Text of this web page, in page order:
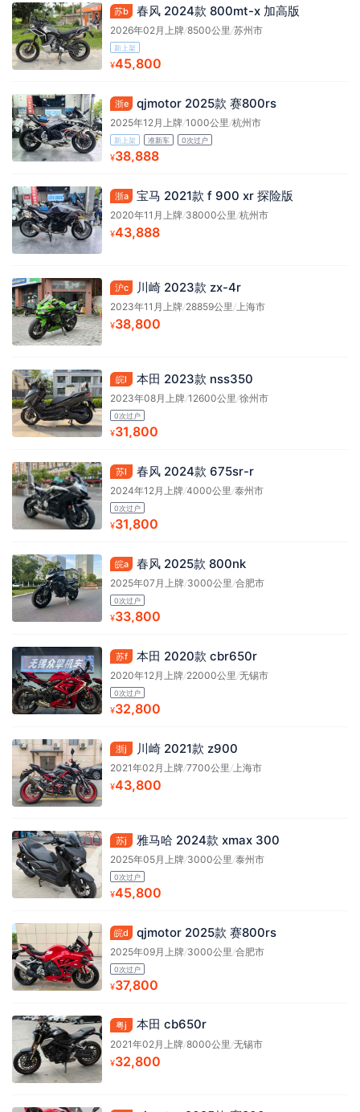
苏b 春风 2024款 800mt-x 加高版
2026年02月上牌/8500公里/苏州市
新上架
¥45,800
浙e qjmotor 2025款 赛800rs
2025年12月上牌/1000公里/杭州市
新上架 准新车 0次过户
¥38,888
浙a 宝马 2021款 f 900 xr 探险版
2020年11月上牌/38000公里/杭州市
¥43,888
沪c 川崎 2023款 zx-4r
2023年11月上牌/28859公里/上海市
¥38,800
皖l 本田 2023款 nss350
2023年08月上牌/12600公里/徐州市
0次过户
¥31,800
苏l 春风 2024款 675sr-r
2024年12月上牌/4000公里/泰州市
0次过户
¥31,800
皖a 春风 2025款 800nk
2025年07月上牌/3000公里/合肥市
0次过户
¥33,800
苏f 本田 2020款 cbr650r
2020年12月上牌/22000公里/无锡市
0次过户
¥32,800
浙j 川崎 2021款 z900
2021年02月上牌/7700公里 /上海市
¥43,800
苏j 雅马哈 2024款 xmax 300
2025年05月上牌/3000公里 /泰州市
0次过户
¥45,800
皖d qjmotor 2025款 赛800rs
2025年09月上牌/3000公里 /合肥市
0次过户
¥37,800
粤j 本田 cb650r
2021年02月上牌/8000公里 /无锡市
¥32,800